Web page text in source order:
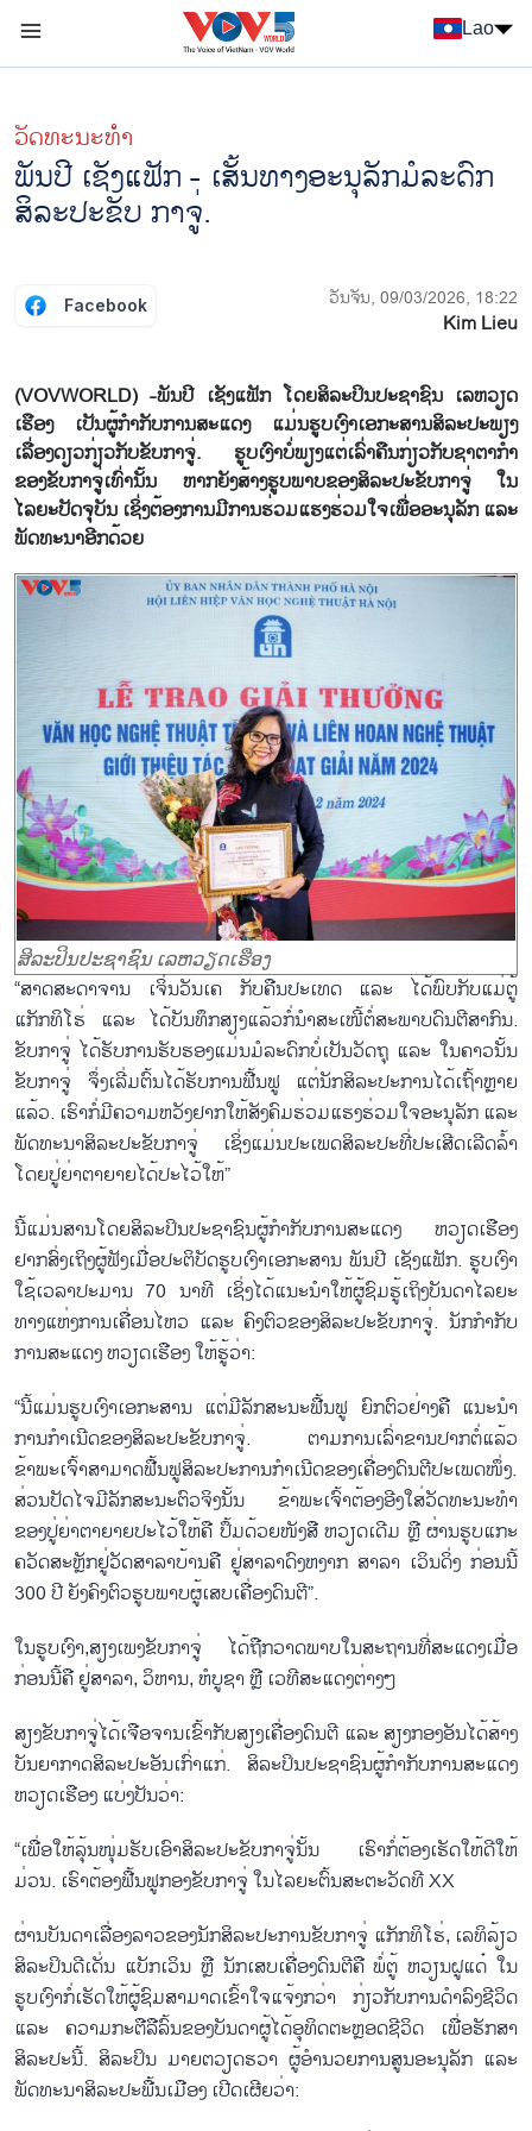
Lao
ວັດທະນະທໍາ
ພັນປີ ເຊັງແຟັກ - ເສັ້ນທາງອະນຸລັກມໍລະດົກ
ສິລະປະຂັບ ກາຈູ່.
Facebook ວັນຈັນ, 09/03/2026, 18:22
Kim Lieu
(VOVWORLD) -ພັນປີ ເຊັງແຟັກ ໂດຍສິລະປິນປະຊາຊົນ ເລຫວຽດ
ເຮືອງ ເປັນຜູ້ກຳກັບການສະແດງ ແມ່ນຮູບເງົາເອກະສານສິລະປະພຽງ
ເລື່ອງດຽວກ່ຽວກັບຂັບກາຈູ່. ຮູບເງົາບໍ່ພຽງແຕ່ເລົ່າຄືນກ່ຽວກັບຊາຕາກຳ
ຂອງຂັບກາຈູ່ເທົ່ານັ້ນ ຫາກຍັງສ້າງຮູບພາບຂອງສິລະປະຂັບກາຈູ່ ໃນ
ໄລຍະປັດຈຸບັນ ເຊິ່ງຕ້ອງການມີການຮ່ວມແຮງຮ່ວມໃຈເພື່ອອະນຸລັກ ແລະ
ພັດທະນາອີກດ້ວຍ
ສິລະປິນປະຊາຊົນ ເລຫວຽດເຮືອງ
“ສາດສະດາຈານ ເຈິ່ນວັນເຄ ກັບຄືນປະເທດ ແລະ ໄດ້ພົບກັບແມ່ຕູ້
ແກັກທິໂຮ່ ແລະ ໄດ້ບັນທຶກສຽງແລ້ວກໍ່ນຳສະເໜີ້ຕໍ່ສະພາບດົນຕີສາກົນ.
ຂັບກາຈູ່ ໄດ້ຮັບການຮັບຮອງແມ່ນມໍລະດົກບໍ່ເປັນວັດຖຸ ແລະ ໃນຄາວນັ້ນ
ຂັບກາຈູ່ ຈຶ່ງເລີ່ມຕົ້ນໄດ້ຮັບການຟື້ນຟູ ແຕ່ນັກສິລະປະການໄດ້ເຖົ້າຫຼາຍ
ແລ້ວ. ເຮົາກໍ່ມີຄວາມຫວັງຢາກໃຫ້ສັງຄົມຮ່ວມແຮງຮ່ວມໃຈອະນຸລັກ ແລະ
ພັດທະນາສິລະປະຂັບກາຈູ່ ເຊິ່ງແມ່ນປະເພດສິລະປະທີ່ປະເສີດເລີດລ້ຳ
ໂດຍປູ່ຍ່າຕາຍາຍໄດ້ປະໄວ້ໃຫ້”
ນີ້ແມ່ນສານໂດຍສິລະປິນປະຊາຊົນຜູ້ກຳກັບການສະແດງ ຫວຽດເຮືອງ
ຢາກສົ່ງເຖິງຜູ້ຟັງເມື່ອປະຕິບັດຮູບເງົາເອກະສານ ພັນປີ ເຊັງແຟັກ. ຮູບເງົາ
ໃຊ້ເວລາປະມານ 70 ນາທີ ເຊິ່ງໄດ້ແນະນຳໃຫ້ຜູ້ຊົມຮູ້ເຖິງບັນດາໄລຍະ
ທາງແຫ່ງການເຄື່ອນໄຫວ ແລະ ຄົງຕົວຂອງສິລະປະຂັບກາຈູ່. ນັກກຳກັບ
ການສະແດງ ຫວຽດເຮືອງ ໃຫ້ຮູ້ວ່າ:
“ນີ້ແມ່ນຮູບເງົາເອກະສານ ແຕ່ມີລັກສະນະຟື້ນຟູ ຍົກຕົວຢ່າງຄື ແນະນຳ
ການກຳເນີດຂອງສິລະປະຂັບກາຈູ່. ຕາມການເລົ່າຂານປາກຕໍ່ແລ້ວ
ຂ້າພະເຈົ້າສາມາດຟື້ນຟູສິລະປະການກຳເນີດຂອງເຄື່ອງດົນຕີປະເພດໜຶ່ງ.
ສ່ວນປັດໄຈມີລັກສະນະຕົວຈິງນັ້ນ ຂ້າພະເຈົ້າຕ້ອງອີງໃສ່ວັດທະນະທຳ
ຂອງປູ່ຍ່າຕາຍາຍປະໄວ້ໃຫ້ຄື ປຶ້ມດ້ວຍໜັງສື ຫວຽດເດີມ ຫຼື ຜ່ານຮູບແກະ
ຄວັດສະຫຼັກຢູ່ວັດສາລາບ້ານຄື ຢູ່ສາລາດົງຫງາກ ສາລາ ເວິນດິ່ງ ກ່ອນນີ້
300 ປີ ຍັງຄົງຕົວຮູບພາບຜູ້ເສບເຄື່ອງດົນຕີ”.
ໃນຮູບເງົາ,ສຽງເພງຂັບກາຈູ່ ໄດ້ຖືກວາດພາບໃນສະຖານທີ່ສະແດງເມື່ອ
ກ່ອນນີ້ຄື ຢູ່ສາລາ, ວິຫານ, ຫໍບູຊາ ຫຼື ເວທີສະແດງຕ່າງໆ
ສຽງຂັບກາຈູ່ໄດ້ເຈືອຈານເຂົ້າກັບສຽງເຄື່ອງດົນຕີ ແລະ ສຽງກອງອັນໄດ້ສ້າງ
ບັນຍາກາດສິລະປະອັນເກົ່າແກ່. ສິລະປິນປະຊາຊົນຜູ້ກຳກັບການສະແດງ
ຫວຽດເຮືອງ ແບ່ງປັນວ່າ:
“ເພື່ອໃຫ້ລຸ້ນໜຸ່ມຮັບເອົາສິລະປະຂັບກາຈູ່ນັ້ນ ເຮົາກໍ່ຕ້ອງເຮັດໃຫ້ດີໃຫ້
ມ່ວນ. ເຮົາຕ້ອງຟື້ນຟູກອງຂັບກາຈູ່ ໃນໄລຍະຕົ້ນສະຕະວັດທີ XX
ຜ່ານບັນດາເລື່ອງລາວຂອງນັກສິລະປະການຂັບກາຈູ່ ແກັກທິໂຮ່, ເລທິລ້ຽວ
ສິລະປິນດີເດັ່ນ ແບັກເວິນ ຫຼື ນັກເສບເຄື່ອງດົນຕີຄື ພໍ່ຕູ້ ຫວຽນຝູແດ໋ ໃນ
ຮູບເງົາກໍ່ເຮັດໃຫ້ຜູ້ຊົມສາມາດເຂົ້າໃຈແຈ້ງກວ່າ ກ່ຽວກັບການດຳລົງຊີວິດ
ແລະ ຄວາມກະຕືລືລົ້ນຂອງບັນດາຜູ້ໄດ້ອຸທິດຕະຫຼອດຊີວິດ ເພື່ອຮັກສາ
ສິລະປະນີ້. ສິລະປິນ ມາຍຕວຽດຮວາ ຜູ້ອຳນວຍການສູນອະນຸລັກ ແລະ
ພັດທະນາສິລະປະພື້ນເມືອງ ເປີດເຜີຍວ່າ: